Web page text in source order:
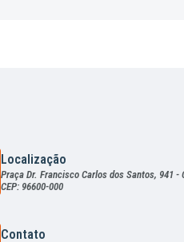
Localização
Praça Dr. Francisco Carlos dos Santos, 941 -
CEP: 96600-000
Contato